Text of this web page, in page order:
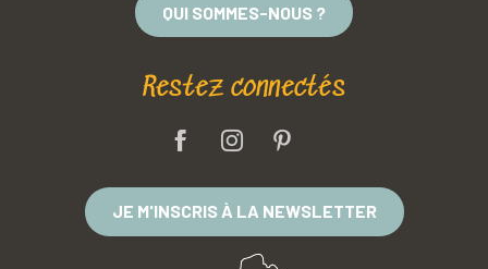
QUI SOMMES-NOUS ?
Restez connectés
JE M'INSCRIS À LA NEWSLETTER